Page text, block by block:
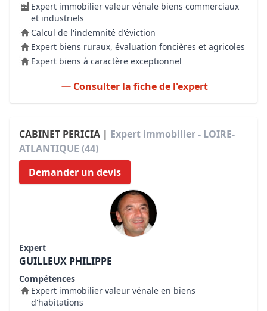
Expert immobilier valeur vénale biens commerciaux
et industriels
Calcul de l'indemnité d'éviction
Expert biens ruraux, évaluation foncières et agricoles
Expert biens à caractère exceptionnel
Consulter la fiche de l'expert
CABINET PERICIA | Expert immobilier - LOIRE-
ATLANTIQUE (44)
Demander un devis
Expert
GUILLEUX PHILIPPE
Compétences
Expert immobilier valeur vénale en biens
d'habitations